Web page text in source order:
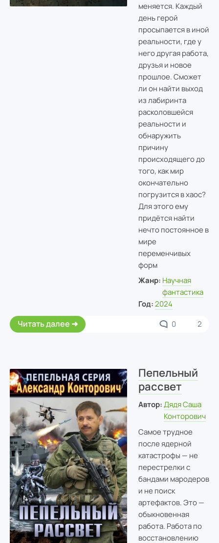
меняется. Каждый
день герой
просыпается в иной
реальности, где у
него другая работа,
друзья и новое
прошлое. Сможет
ли он найти выход
из лабиринта
расколовшейся
реальности и
обнаружить
причину
происходящего до
того, как мир
окончательно
погрузится в хаос?
Для этого ему
придётся найти
нечто постоянное в
мире
переменчивых
форм
Жанр: Научная
фантастика
Год: 2024
Читать далее 0 2
Пепельный
рассвет
Автор: Дядя Саша
Конторович
Самое трудное
после ядерной
катастрофы — не
перестрелки с
бандами мародеров
и не поиск
артефактов. Это —
обыкновенная
работа. Работа по
восстановлению